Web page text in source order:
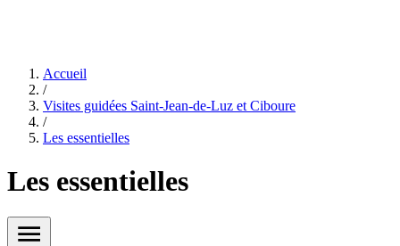
Accueil
/
Visites guidées Saint-Jean-de-Luz et Ciboure
/
Les essentielles
Les essentielles